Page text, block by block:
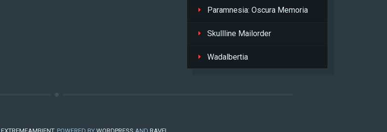
Paramnesia: Oscura Memoria
Skullline Mailorder
Wadalbertia